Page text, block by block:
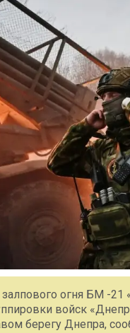
огня БМ -21
войск
берегу Днепра,